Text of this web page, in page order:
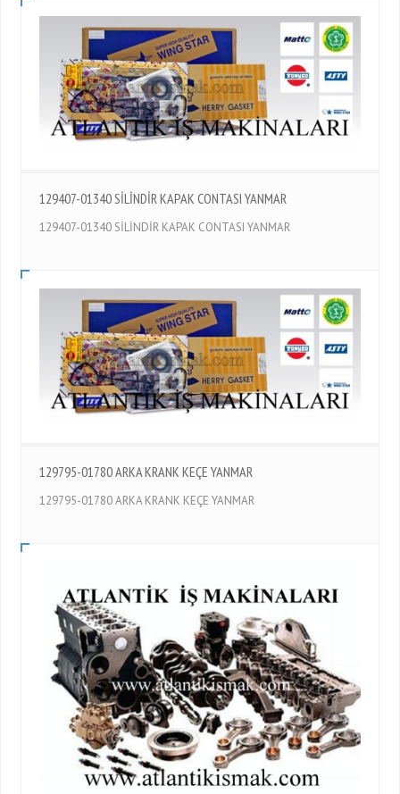
129407-01340 SİLİNDİR KAPAK CONTASI YANMAR
129407-01340 SİLİNDİR KAPAK CONTASI YANMAR
129795-01780 ARKA KRANK KEÇE YANMAR
129795-01780 ARKA KRANK KEÇE YANMAR